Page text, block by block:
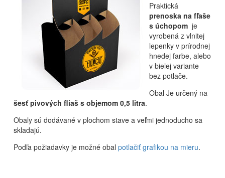
Praktická
prenoska na fľaše
s úchopom je
vyrobená z vlnitej
lepenky v prírodnej
hnedej farbe, alebo
v bielej variante
bez potlače.
Obal Je určený na
šesť pivových fliaš s objemom 0,5 litra.
Obaly sú dodávané v plochom stave a veľmi jednoducho sa
skladajú.
Podľa požiadavky je možné obal potlačiť grafikou na mieru.